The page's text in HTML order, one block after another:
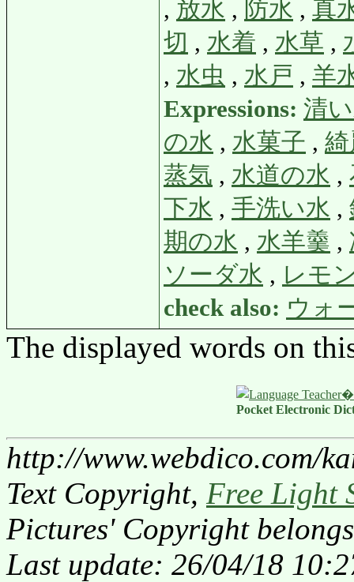
, 放水 , 防水 , 真
切 , 水着 , 水草 ,
, 水虫 , 水戸 , 羊
Expressions: 清
の水 , 水菓子 ,
蒸気 , 水道の水 ,
下水 , 手洗い水 ,
期の水 , 水羊羹 ,
ソーダ水 , レモ
check also: ウォ
The displayed words on
Pocket Electronic
http://www.webdico.com/
Text Copyright, Free Light
Pictures' Copyright
Last update: 26/04/18